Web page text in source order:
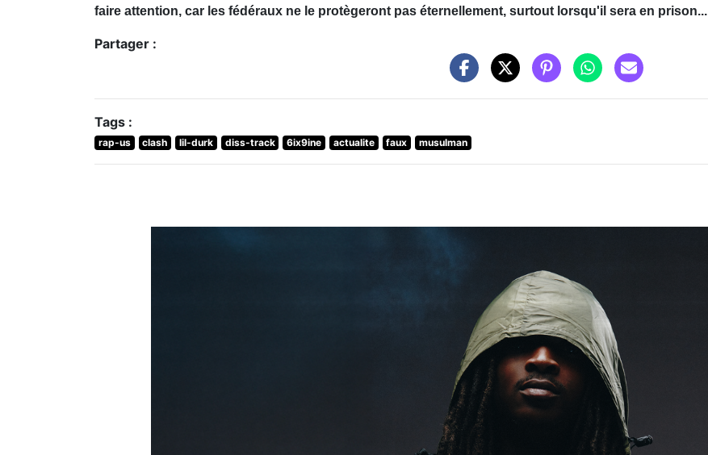
faire attention, car les fédéraux ne le protègeront pas éternellement, surtout lorsqu'il sera en prison...
Partager :
Tags :
rap-us clash lil-durk diss-track 6ix9ine actualite faux musulman